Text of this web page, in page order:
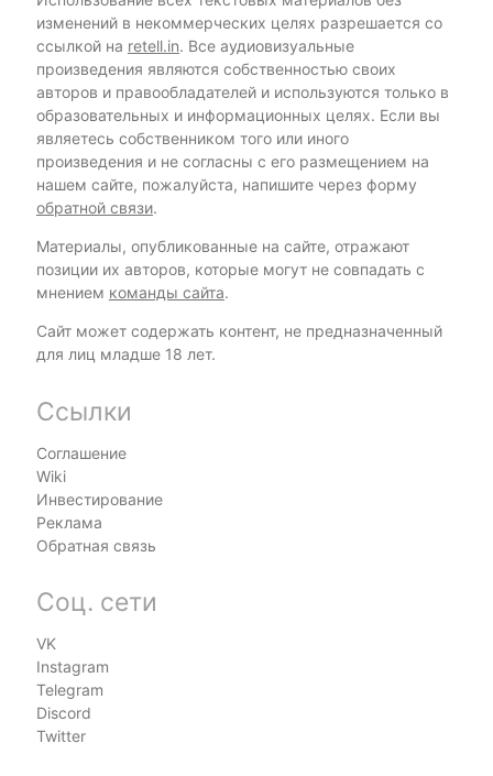
изменений в некоммерческих целях разрешается со
ссылкой на retell.in. Все аудиовизуальные
произведения являются собственностью своих
авторов и правообладателей и используются только в
образовательных и информационных целях. Если вы
являетесь собственником того или иного
произведения и не согласны с его размещением на
нашем сайте, пожалуйста, напишите через форму
обратной связи.
Материалы, опубликованные на сайте, отражают
позиции их авторов, которые могут не совпадать с
мнением команды сайта.
Сайт может содержать контент, не предназначенный
для лиц младше 18 лет.
Ссылки
Соглашение
Wiki
Инвестирование
Реклама
Обратная связь
Соц. сети
VK
Instagram
Telegram
Discord
Twitter